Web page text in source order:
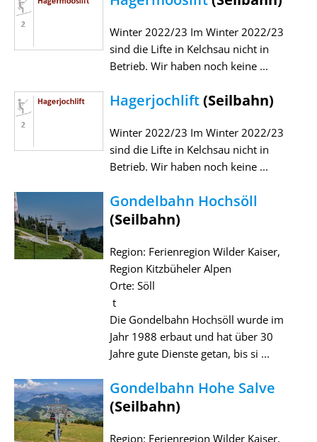
Winter 2022/23 Im Winter 2022/23
sind die Lifte in Kelchsau nicht in
Betrieb. Wir haben noch keine ...
Hagerjochlift(Seilbahn)
Winter 2022/23 Im Winter 2022/23
sind die Lifte in Kelchsau nicht in
Betrieb. Wir haben noch keine ...
Gondelbahn Hochsöll
(Seilbahn)
Region: Ferienregion Wilder Kaiser,
Region Kitzbüheler Alpen
Orte: Söll
t
Die Gondelbahn Hochsöll wurde im
Jahr 1988 erbaut und hat über 30
Jahre gute Dienste getan, bis si ...
Gondelbahn Hohe Salve
(Seilbahn)
Region: Ferienregion Wilder Kaiser,